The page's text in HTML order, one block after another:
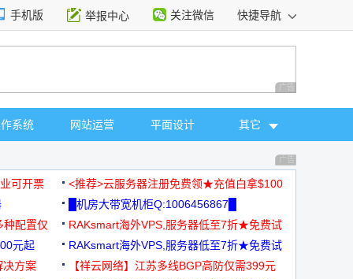
手机版 举报中心 关注微信 快捷导航
择 广告 商业广告，理
系统 网站运营 平面设计 其它
广告 商业广告，理
可开票
<推荐>云服务器注册免费领★充值白拿$100
█机房大带宽机柜Q:1006456867█
种配置仅
RAKsmart海外VPS,服务器低至7折★免费试
用★
元起
RAKsmart海外VPS,服务器低至7折★免费试
用★
决方案
【祥云网络】江苏多线BGP高防仅需399元